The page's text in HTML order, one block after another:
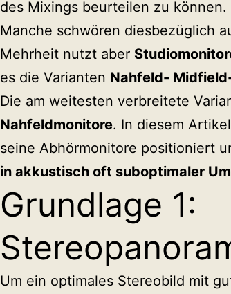
des Mixings beurteilen zu können.
Manche schwören diesbezüglich
Mehrheit nutzt aber
es die Varianten Nahfeld-
Die am weitesten verbreitete
Nahfeldmonitore. In diesem
seine Abhörmonitore positioniert
in akkustisch oft suboptimaler
Grundlage 1:
Um ein optimales Stereobild mit